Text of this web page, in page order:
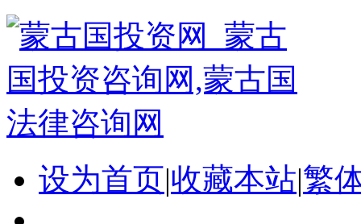
设为首页|收藏本站|繁